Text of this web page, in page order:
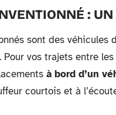
:
sont des
Pour vos trajets entre
à bord d’un
courtois et à